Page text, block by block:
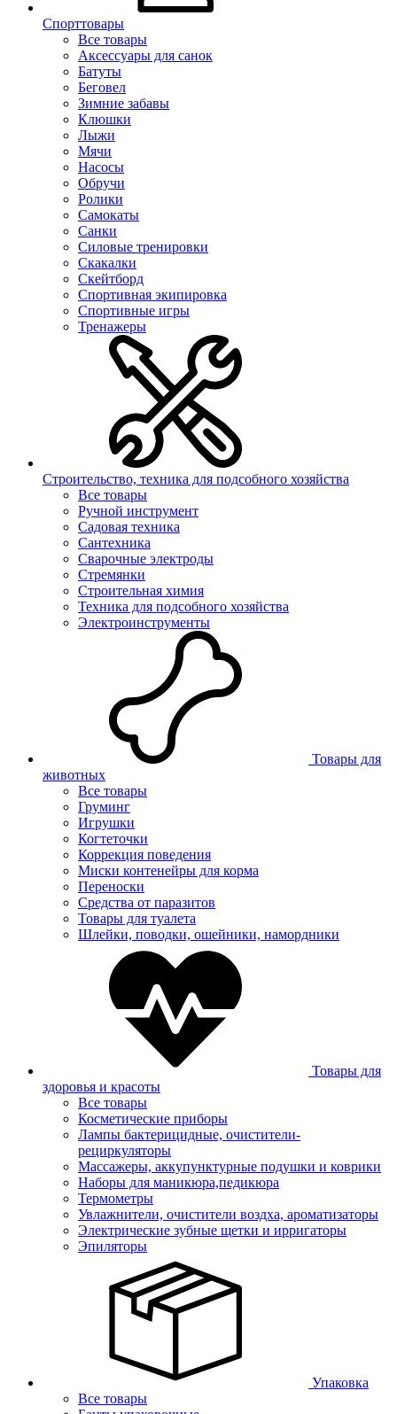
Спорттовары
Все товары
Аксессуары для санок
Батуты
Беговел
Зимние забавы
Клюшки
Лыжи
Мячи
Насосы
Обручи
Ролики
Самокаты
Санки
Силовые тренировки
Скакалки
Скейтборд
Спортивная экипировка
Спортивные игры
Тренажеры
Строительство, техника для подсобного хозяйства
Все товары
Ручной инструмент
Садовая техника
Сантехника
Сварочные электроды
Стремянки
Строительная химия
Техника для подсобного хозяйства
Электроинструменты
Товары для
животных
Все товары
Груминг
Игрушки
Когтеточки
Коррекция поведения
Миски контенейры для корма
Переноски
Средства от паразитов
Товары для туалета
Шлейки, поводки, ошейники, намордники
Товары для
здоровья и красоты
Все товары
Косметические приборы
Лампы бактерицидные, очистители-
рециркуляторы
Массажеры, аккупунктурные подушки и коврики
Наборы для маникюра,педикюра
Термометры
Увлажнители, очистители воздха, ароматизаторы
Электрические зубные щетки и ирригаторы
Эпиляторы
Упаковка
Все товары